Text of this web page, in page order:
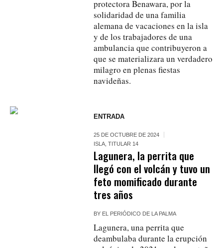
protectora Benawara, por la
solidaridad de una familia
alemana de vacaciones en la isla
y de los trabajadores de una
ambulancia que contribuyeron a
que se materializara un verdadero
milagro en plenas fiestas
navideñas.
ENTRADA
25 DE OCTUBRE DE 2024
ISLA ,TITULAR 14
Lagunera, la perrita que
llegó con el volcán y tuvo un
feto momificado durante
tres años
BY EL PERIÓDICO DE LA PALMA
Lagunera, una perrita que
deambulaba durante la erupción